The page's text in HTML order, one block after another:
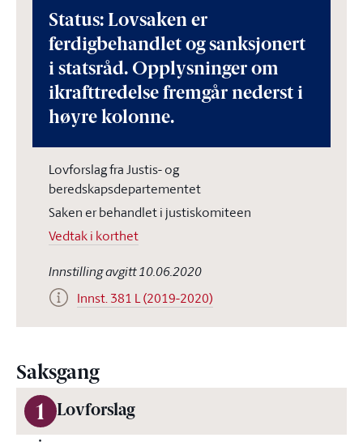
Status: Lovsaken er
ferdigbehandlet og sanksjonert
i statsråd. Opplysninger om
ikrafttredelse fremgår nederst i
høyre kolonne.
Lovforslag fra Justis- og
beredskapsdepartementet
Saken er behandlet i justiskomiteen
Vedtak i korthet
Innstilling avgitt 10.06.2020
Innst. 381 L (2019-2020)
Saksgang
1 Lovforslag